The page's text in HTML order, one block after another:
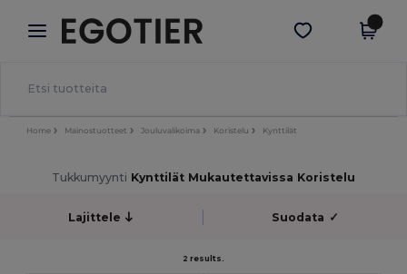
× Egotier-sovellus
Paremmat hinnat appissa!
Hae sovellus
Home Mainostuotteet Jouluvalikoima Koristelu Kynttilät
Tukkumyynti Kynttilät Mukautettavissa Koristelu
Lajittele Suodata ✓
2 results.